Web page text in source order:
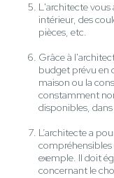
L'architecte vous
intérieur, des
pièces, etc.
Grâce à
budget prévu en
maison ou la
constamment
disponibles, dans
L’architecte a
exemple. Il doit
concernant le